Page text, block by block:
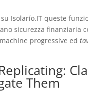
Isolarío.IT queste
sicurezza finanziaria
progressive ed
Them